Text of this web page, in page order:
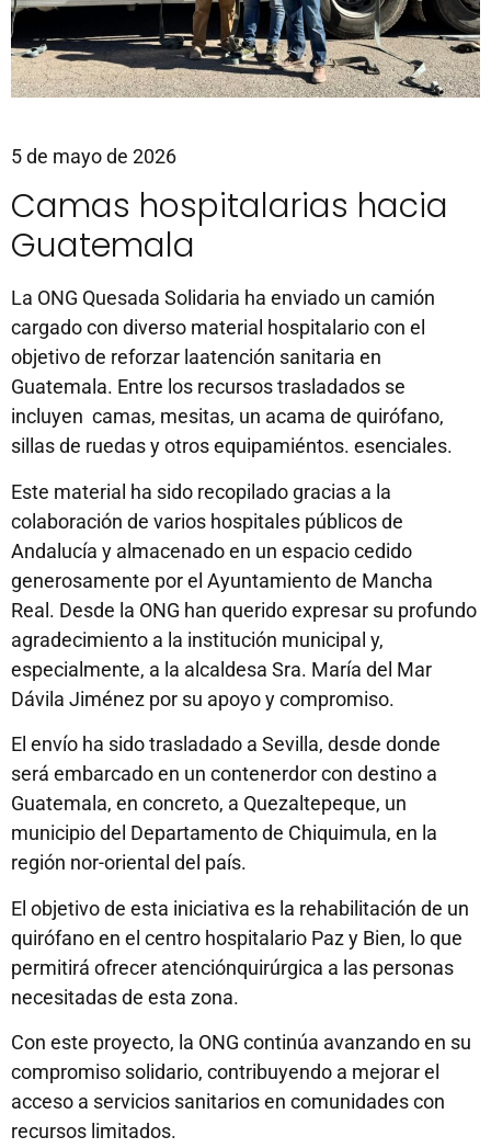
5 de mayo de 2026
Camas hospitalarias hacia
Guatemala
La ONG Quesada Solidaria ha enviado un camión
cargado con diverso material hospitalario con el
objetivo de reforzar laatención sanitaria en
Guatemala. Entre los recursos trasladados se
incluyen camas, mesitas, un acama de quirófano,
sillas de ruedas y otros equipamiéntos. esenciales.
Este material ha sido recopilado gracias a la
colaboración de varios hospitales públicos de
Andalucía y almacenado en un espacio cedido
generosamente por el Ayuntamiento de Mancha
Real. Desde la ONG han querido expresar su profundo
agradecimiento a la institución municipal y,
especialmente, a la alcaldesa Sra. María del Mar
Dávila Jiménez por su apoyo y compromiso.
El envío ha sido trasladado a Sevilla, desde donde
será embarcado en un contenerdor con destino a
Guatemala, en concreto, a Quezaltepeque, un
municipio del Departamento de Chiquimula, en la
región nor-oriental del país.
El objetivo de esta iniciativa es la rehabilitación de un
quirófano en el centro hospitalario Paz y Bien, lo que
permitirá ofrecer atenciónquirúrgica a las personas
necesitadas de esta zona.
Con este proyecto, la ONG continúa avanzando en su
compromiso solidario, contribuyendo a mejorar el
acceso a servicios sanitarios en comunidades con
recursos limitados.